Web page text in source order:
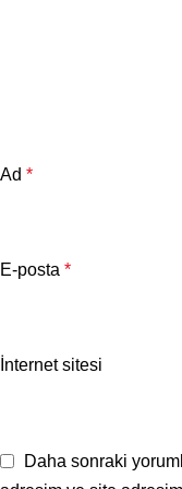
Ad *
E-posta *
İnternet sitesi
Daha sonraki